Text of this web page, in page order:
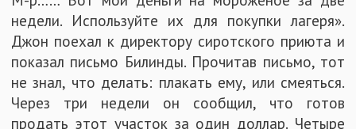
недели. Используйте их для покупки лагеря».
Джон поехал к директору сиротского приюта и
показал письмо Билинды. Прочитав письмо, тот
не знал, что делать: плакать ему, или смеяться.
Через три недели он сообщил, что готов
продать этот участок за один доллар. Четыре